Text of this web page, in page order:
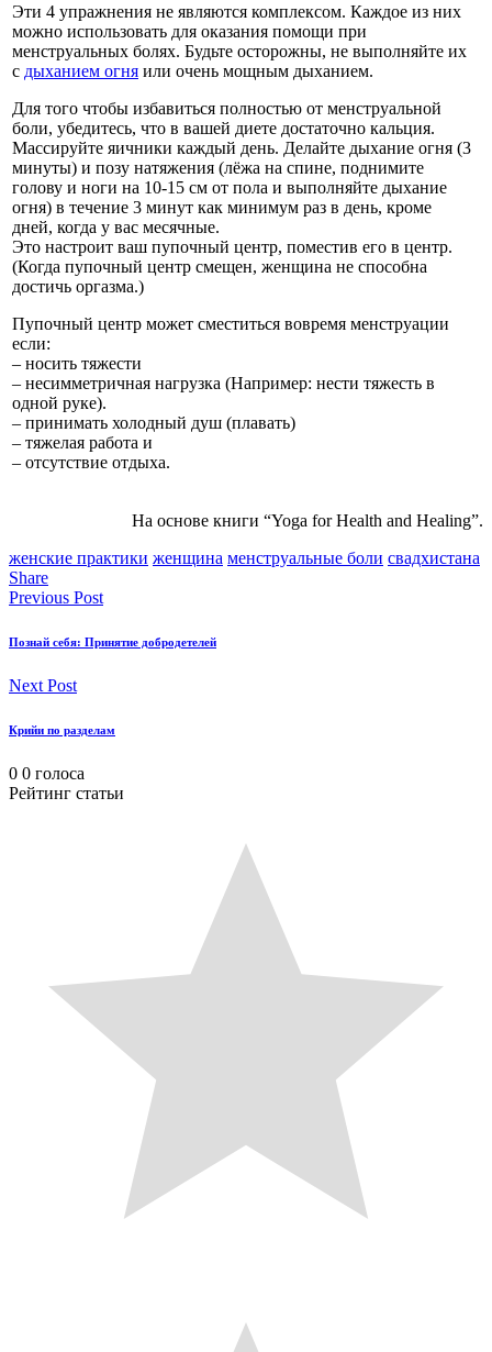
Эти 4 упражнения не являются комплексом. Каждое из них
можно использовать для оказания помощи при
менструальных болях. Будьте осторожны, не выполняйте их
с дыханием огня или очень мощным дыханием.
Для того чтобы избавиться полностью от менструальной
боли, убедитесь, что в вашей диете достаточно кальция.
Массируйте яичники каждый день. Делайте дыхание огня (3
минуты) и позу натяжения (лёжа на спине, поднимите
голову и ноги на 10-15 см от пола и выполняйте дыхание
огня) в течение 3 минут как минимум раз в день, кроме
дней, когда у вас месячные.
Это настроит ваш пупочный центр, поместив его в центр.
(Когда пупочный центр смещен, женщина не способна
достичь оргазма.)
Пупочный центр может сместиться вовремя менструации
если:
– носить тяжести
– несимметричная нагрузка (Например: нести тяжесть в
одной руке).
– принимать холодный душ (плавать)
– тяжелая работа и
– отсутствие отдыха.
На основе книги “Yoga for Health and Healing”.
женские практики женщина менструальные боли свадхистана
Share
Previous Post
Познай себя: Принятие добродетелей
Next Post
Крийи по разделам
0 0 голоса
Рейтинг статьи